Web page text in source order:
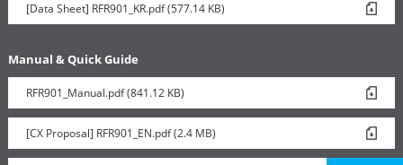
[Data Sheet] RFR901_KR.pdf (577.14 KB)
Manual & Quick Guide
RFR901_Manual.pdf (841.12 KB)
[CX Proposal] RFR901_EN.pdf (2.4 MB)